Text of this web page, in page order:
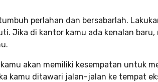
perlahan dan bersabarlah.
Jika di kantor kamu ada kenalan
akan memiliki kesempatan untuk
kamu ditawari jalan-jalan ke tempat